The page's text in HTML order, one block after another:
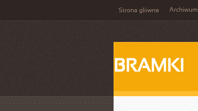
Strona główna Archiwum
BRAMKI